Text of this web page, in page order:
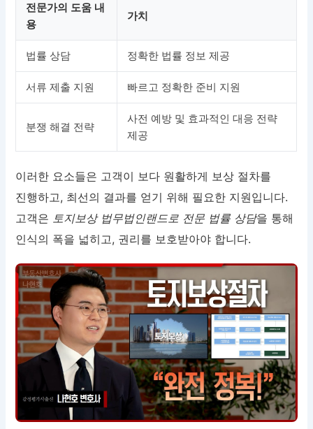
전문가의 도움 내
용
가치
법률 상담 정확한 법률 정보 제공
서류 제출 지원 빠르고 정확한 준비 지원
분쟁 해결 전략
사전 예방 및 효과적인 대응 전략
제공
이러한 요소들은 고객이 보다 원활하게 보상 절차를
진행하고, 최선의 결과를 얻기 위해 필요한 지원입니다.
고객은 토지보상 법무법인랜드로 전문 법률 상담을 통해
인식의 폭을 넓히고, 권리를 보호받아야 합니다.